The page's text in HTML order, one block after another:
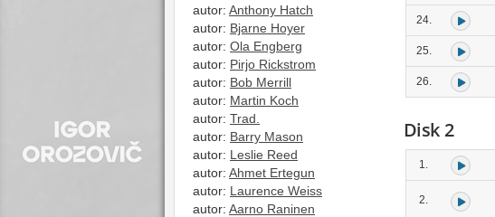
autor: Anthony Hatch
autor: Bjarne Hoyer
autor: Ola Engberg
autor: Pirjo Rickstrom
autor: Bob Merrill
autor: Martin Koch
autor: Trad.
autor: Barry Mason
autor: Leslie Reed
autor: Ahmet Ertegun
autor: Laurence Weiss
autor: Aarno Raninen
24.
25.
26.
Disk 2
1.
2.